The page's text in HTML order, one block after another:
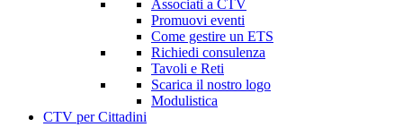
Associati a CTV
Promuovi eventi
Come gestire un ETS
Richiedi consulenza
Tavoli e Reti
Scarica il nostro logo
Modulistica
CTV per Cittadini